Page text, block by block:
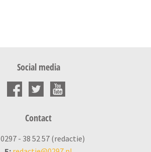
Social media
Contact
0297 - 38 52 57 (redactie)